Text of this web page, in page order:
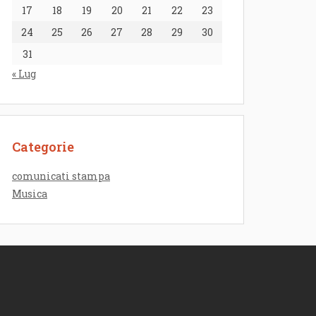
17
18 19 20 21 22
23
24
25 26 27 28 29
30
31
« Lug
Categorie
comunicati stampa
Musica